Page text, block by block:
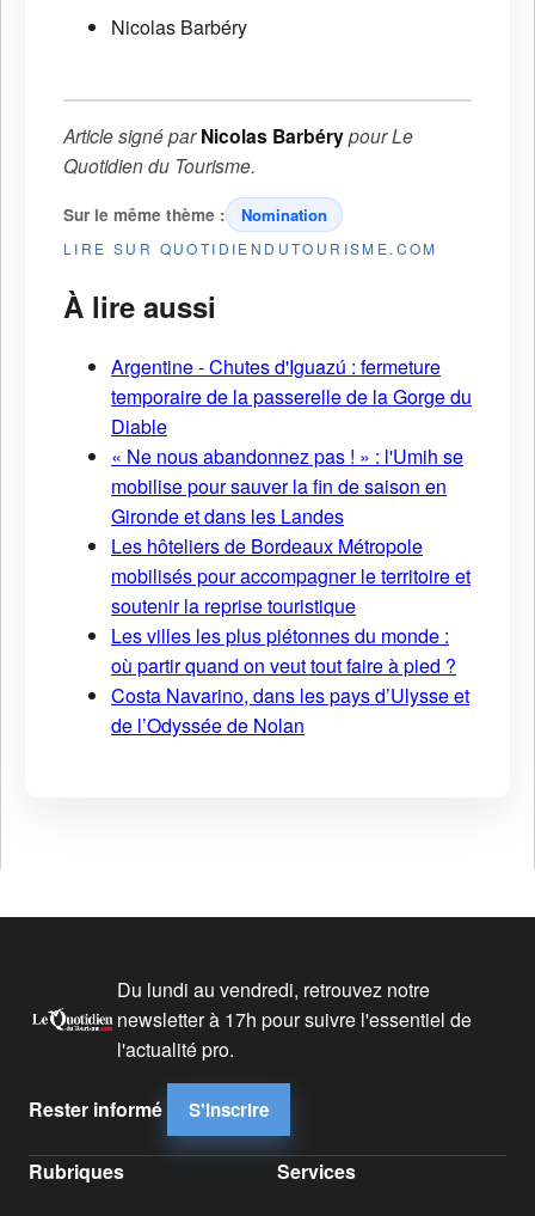
Nicolas Barbéry
Article signé parNicolas BarbérypourLe
Quotidien du Tourisme.
Sur le même thème : Nomination
LIRE SUR QUOTIDIENDUTOURISME.COM
À lire aussi
Argentine - Chutes d'Iguazú : fermeture
temporaire de la passerelle de la Gorge du
Diable
« Ne nous abandonnez pas ! » : l'Umih se
mobilise pour sauver la fin de saison en
Gironde et dans les Landes
Les hôteliers de Bordeaux Métropole
mobilisés pour accompagner le territoire et
soutenir la reprise touristique
Les villes les plus piétonnes du monde :
où partir quand on veut tout faire à pied ?
Costa Navarino, dans les pays d’Ulysse et
de l’Odyssée de Nolan
Du lundi au vendredi, retrouvez notre
newsletter à 17h pour suivre l'essentiel de
l'actualité pro.
Rester informé S'inscrire
Rubriques Services